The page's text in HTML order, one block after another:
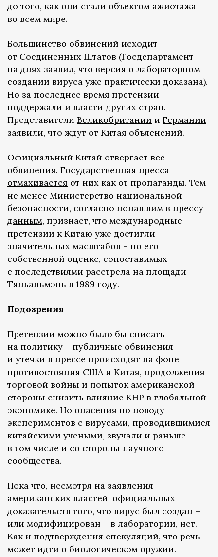
до того, как они стали объектом ажиотажа
во всем мире.
Большинство обвинений исходит
от Соединенных Штатов (Госдепартамент
на днях заявил, что версия о лабораторном
создании вируса уже практически доказана).
Но за последнее время претензии
поддержали и власти других стран.
Представители Великобритании и Германии
заявили, что ждут от Китая объяснений.
Официальный Китай отвергает все
обвинения. Государственная пресса
отмахивается от них как от пропаганды. Тем
не менее Министерство национальной
безопасности, согласно попавшим в прессу
данным, признает, что международные
претензии к Китаю уже достигли
значительных масштабов – по его
собственной оценке, сопоставимых
с последствиями расстрела на площади
Тяньаньмэнь в 1989 году.
Подозрения
Претензии можно было бы списать
на политику – публичные обвинения
и утечки в прессе происходят на фоне
противостояния США и Китая, продолжения
торговой войны и попыток американской
стороны снизить влияние КНР в глобальной
экономике. Но опасения по поводу
экспериментов с вирусами, проводившимися
китайскими учеными, звучали и раньше –
в том числе и со стороны научного
сообщества.
Пока что, несмотря на заявления
американских властей, официальных
доказательств того, что вирус был создан –
или модифицирован – в лаборатории, нет.
Как и подтверждения спекуляций, что речь
может идти о биологическом оружии.